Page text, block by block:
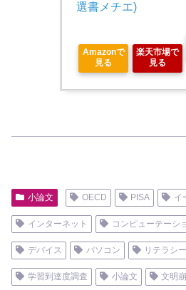
選書メチエ)
Amazonで
見る
楽天市場で
見る
小論文 OECD PISA イ
インターネット コンピューテーシ
デバイス パソコン リテラシー
学習到達度調査 小論文 文明